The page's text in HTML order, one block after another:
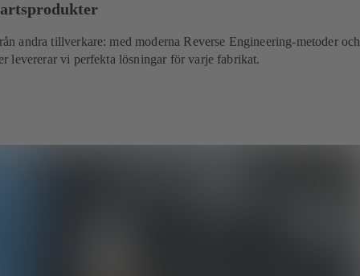
andra tillverkare: med moderna Reverse Engineering-metoder och
levererar vi perfekta lösningar för varje fabrikat.